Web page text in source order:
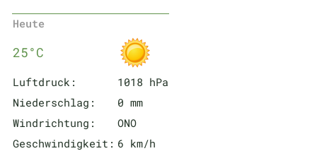
Heute
25°C
Luftdruck:
1018 hPa
Niederschlag:
0 mm
Windrichtung:
ONO
Geschwindigkeit: 6 km/h